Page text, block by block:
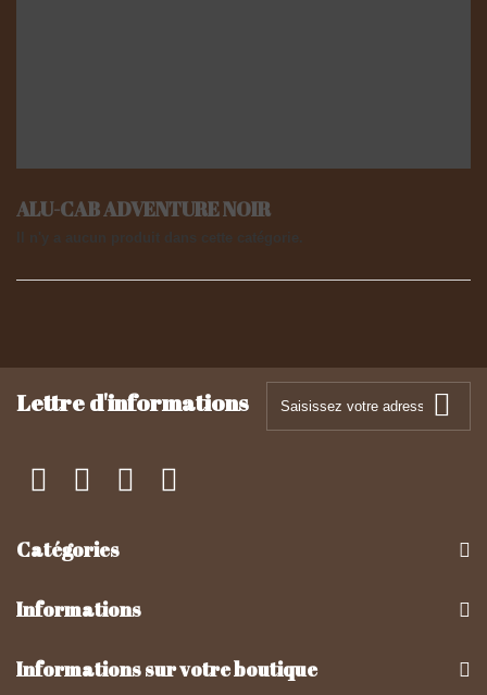
ALU-CAB ADVENTURE NOIR
Lettre d'informations
Catégories
Informations
Informations sur votre boutique